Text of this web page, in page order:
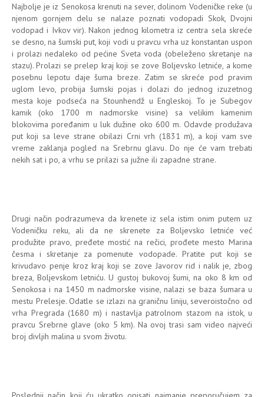
Najbolje je iz Senokosa krenuti na sever, dolinom Vodeničke reke (u
njenom gornjem delu se nalaze poznati vodopadi Skok, Dvojni
vodopad i Ivkov vir). Nakon jednog kilometra iz centra sela skreće
se desno, na šumski put, koji vodi u pravcu vrha uz konstantan uspon
i prolazi nedaleko od pećine Sveta voda (obeleženo skretanje na
stazu). Prolazi se prelep kraj koji se zove Boljevsko letniće, a kome
posebnu lepotu daje šuma breze. Zatim se skreće pod pravim
uglom levo, probija šumski pojas i dolazi do jednog izuzetnog
mesta koje podseća na Stounhendž u Engleskoj. To je Subegov
kamik (oko 1700 m nadmorske visine) sa velikim kamenim
blokovima poređanim u luk dužine oko 600 m. Odavde produžava
put koji sa leve strane obilazi Crni vrh (1831 m), a koji vam sve
vreme zaklanja pogled na Srebrnu glavu. Do nje će vam trebati
nekih sat i po, a vrhu se prilazi sa južne ili zapadne strane.
Drugi način podrazumeva da krenete iz sela istim onim putem uz
Vodeničku reku, ali da ne skrenete za Boljevsko letniće već
produžite pravo, pređete mostić na rečici, prođete mesto Marina
česma i skretanje za pomenute vodopade. Pratite put koji se
krivudavo penje kroz kraj koji se zove Javorov rid i nalik je, zbog
breza, Boljevskom letniću. U gustoj bukovoj šumi, na oko 8 km od
Senokosa i na 1450 m nadmorske visine, nalazi se baza šumara u
mestu Prelesje. Odatle se izlazi na graničnu liniju, severoistočno od
vrha Pregrada (1680 m) i nastavlja patrolnom stazom na istok, u
pravcu Srebrne glave (oko 5 km). Na ovoj trasi sam video najveći
broj divljih malina u svom životu.